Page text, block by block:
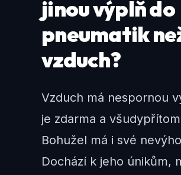
jinou výplň do
pneumatik
vzduch?
Vzduch má nespornou
je zdarma a
Bohužel má i své
Dochází k jeho únikům,